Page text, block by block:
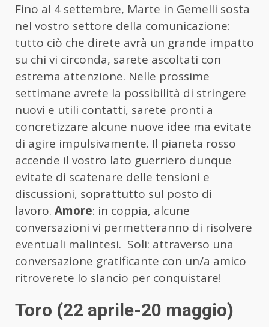
Fino al 4 settembre, Marte in Gemelli sosta
nel vostro settore della comunicazione:
tutto ciò che direte avrà un grande impatto
su chi vi circonda, sarete ascoltati con
estrema attenzione. Nelle prossime
settimane avrete la possibilità di stringere
nuovi e utili contatti, sarete pronti a
concretizzare alcune nuove idee ma evitate
di agire impulsivamente. Il pianeta rosso
accende il vostro lato guerriero dunque
evitate di scatenare delle tensioni e
discussioni, soprattutto sul posto di
lavoro. Amore: in coppia, alcune
conversazioni vi permetteranno di risolvere
eventuali malintesi. Soli: attraverso una
conversazione gratificante con un/a amico
ritroverete lo slancio per conquistare!
Toro (22 aprile-20 maggio)